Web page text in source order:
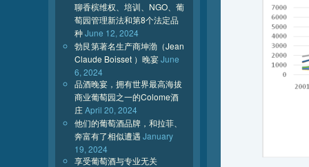
聊香槟维权、培训、NGO、葡
萄园管理新法和第8个法定品
种June 12, 2024
勃艮第著名生产商坤渤（Jean
Claude Boisset ）晚宴June
6, 2024
品酒晚宴，拥有世界最高海拔
商业葡萄园之一的Colome酒
庄April 20, 2024
他们的葡萄酒品牌，和拉菲、
奔富有了相似遭遇 January
19, 2024
享受葡萄酒与专业无关